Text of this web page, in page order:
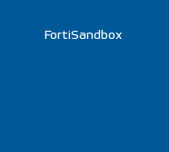
FortiSandbox